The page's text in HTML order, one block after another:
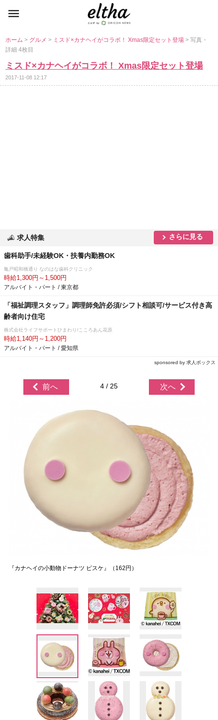
ホーム> グルメ> ミスド×カナヘイがコラボ！ Xmas限定セット登場> 写真・
詳細 4枚目
ミスド×カナヘイがコラボ！ Xmas限定セット登場
2017-11-08 12:17
求人特集 さらに見る
歯科助手/未経験OK・扶養内勤務OK
亀戸昭和橋通り なのはな歯科クリニック
時給1,300円～1,500円
アルバイト・パート / 東京都
「福祉調理スタッフ」調理師免許必須/シフト相談可/サービス付き高
齢者向け住宅
株式会社ライフサポートひまわり/こころあん花原
時給1,140円～1,200円
アルバイト・パート / 愛知県
sponsored by 求人ボックス
前へ 4 / 25 次へ
『カナヘイの小動物ドーナツ ピスケ』（162円）